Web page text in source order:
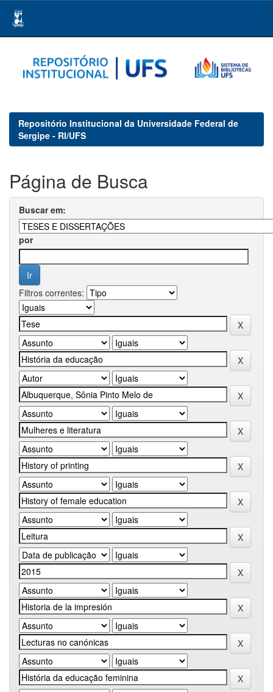
navigation
Repositório Institucional da Universidade Federal de
Sergipe - RI/UFS
Página de Busca
Buscar em:
por
Filtros correntes: